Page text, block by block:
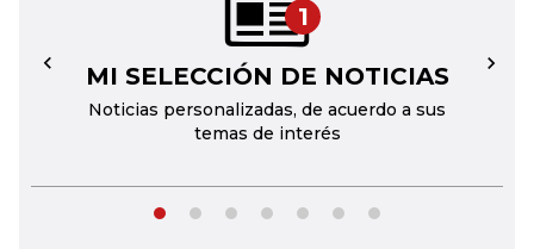
1
MI SELECCIÓN DE NOTICIAS
Noticias personalizadas, de acuerdo a sus
temas de interés
← →